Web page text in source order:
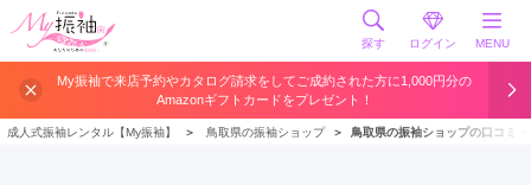
探す ログイン MENU
My振袖で来店予約やカタログ請求をしてご成約された方に1,000円分の
Amazonギフトカードをプレゼント！
成人式振袖レンタル【My振袖】 ＞ 鳥取県の振袖ショップ ＞ 鳥取県の振袖ショップの口コミ